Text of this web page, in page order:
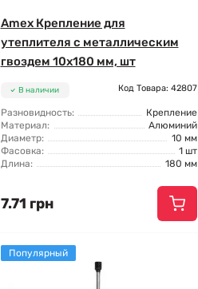
Amex Крепление для
утеплителя с металлическим
гвоздем 10x180 мм, шт
В наличии Код Товара: 42807
Разновидность:
Крепление
Материал:
Алюминий
Диаметр:
10 мм
Фасовка:
1 шт
Длина:
180 мм
7.71 грн
Популярный